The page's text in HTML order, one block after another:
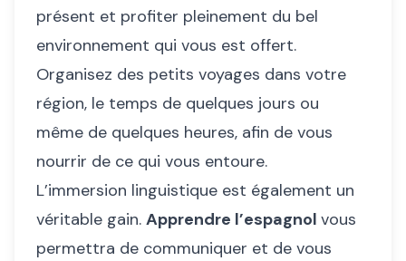
présent et profiter pleinement du bel
environnement qui vous est offert.
Organisez des petits voyages dans votre
région, le temps de quelques jours ou
même de quelques heures, afin de vous
nourrir de ce qui vous entoure.
L’immersion linguistique est également un
véritable gain. Apprendre l’espagnol vous
permettra de communiquer et de vous